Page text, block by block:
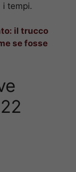
i tempi.
il trucco
se fosse